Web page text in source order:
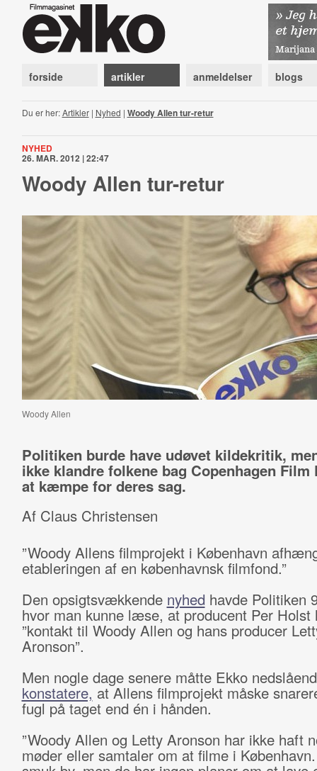
forside artikler anmeldelser blogs
Du er her:Artikler| Nyhed | Woody Allen tur-retur
NYHED
26. MAR. 2012 | 22:47
Woody Allen tur-retur
Woody Allen
Politiken burde have udøvet kildekritik,
ikke klandre folkene bag Copenhagen Film
at kæmpe for deres sag.
Af Claus Christensen
”Woody Allens filmprojekt i København
etableringen af en københavnsk filmfond.”
Den opsigtsvækkende nyhed havde Politiken
hvor man kunne læse, at producent Per Holst
”kontakt til Woody Allen og hans producer
Aronson”.
Men nogle dage senere måtte Ekko
konstatere, at Allens filmprojekt måske
fugl på taget end én i hånden.
”Woody Allen og Letty Aronson har ikke haft
møder eller samtaler om at filme i